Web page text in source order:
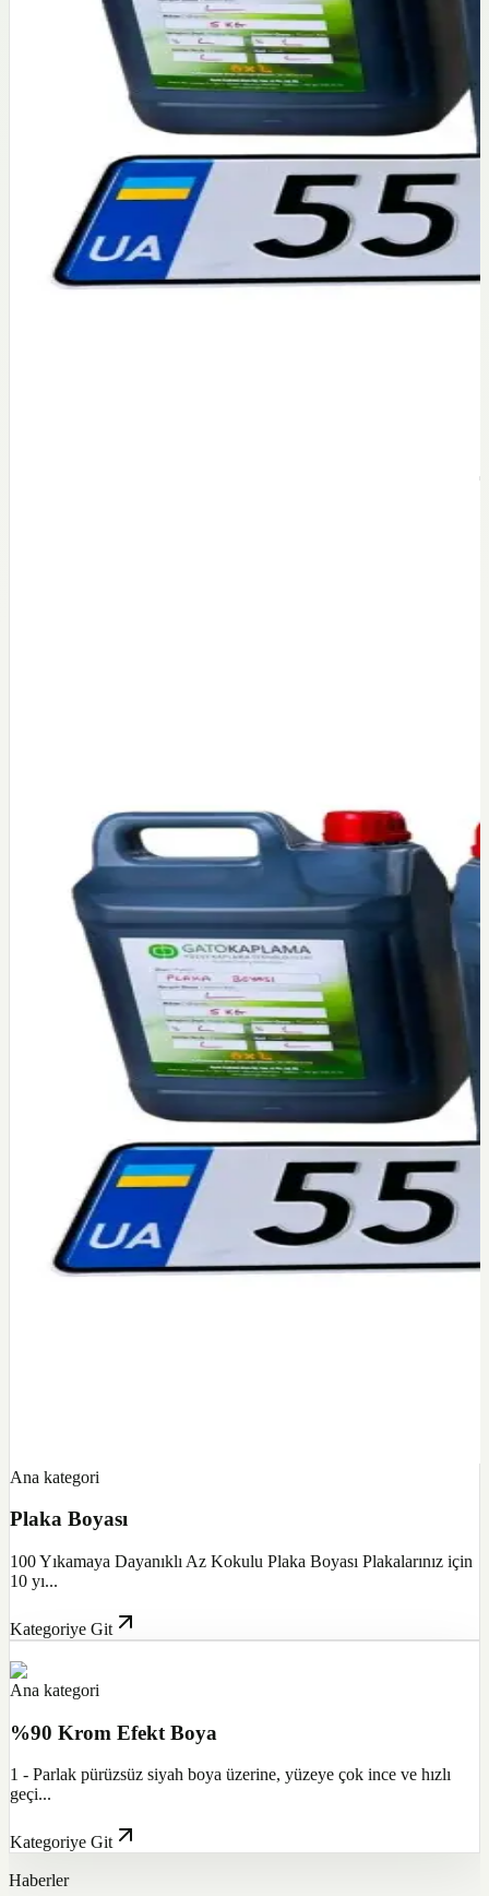
Ana kategori
Plaka Boyası
100 Yıkamaya Dayanıklı Az Kokulu Plaka Boyası Plakalarınız için
10 yı...
Kategoriye Git
Ana kategori
%90 Krom Efekt Boya
1 - Parlak pürüzsüz siyah boya üzerine, yüzeye çok ince ve hızlı
geçi...
Kategoriye Git
Haberler